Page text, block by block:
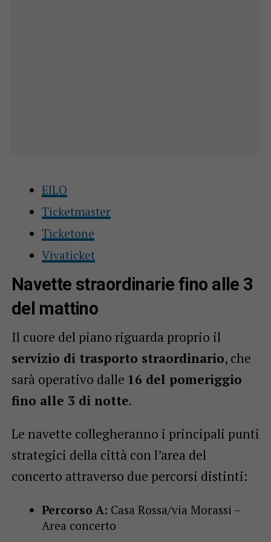
EILO
Ticketmaster
Ticketone
Vivaticket
Navette straordinarie fino alle 3
del mattino
Il cuore del piano riguarda proprio il
servizio di trasporto straordinario, che
sarà operativo dalle 16 del pomeriggio
fino alle 3 di notte.
Le navette collegheranno i principali punti
strategici della città con l’area del
concerto attraverso due percorsi distinti:
Percorso A: Casa Rossa/via Morassi –
Area concerto